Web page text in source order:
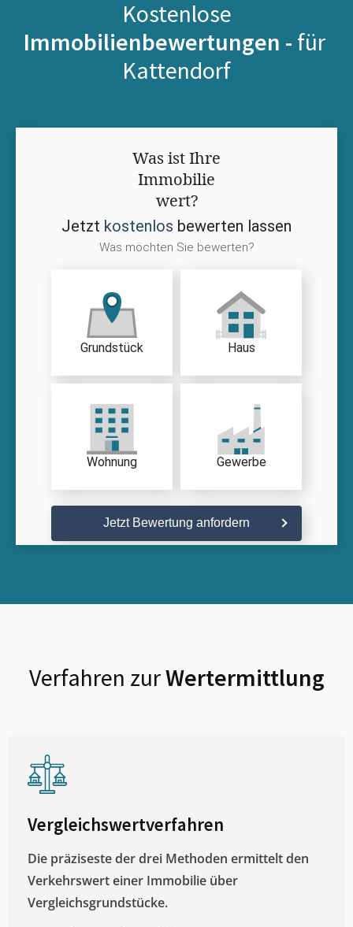
Kostenlose
Immobilienbewertungen - für
Kattendorf
Was ist Ihre
Immobilie
wert?
Jetzt kostenlos bewerten lassen
Was möchten Sie bewerten?
Grundstück Haus
Wohnung Gewerbe
Jetzt Bewertung anfordern
Verfahren zurWertermittlung
Vergleichswertverfahren
Die präziseste der drei Methoden ermittelt den
Verkehrswert einer Immobilie über
Vergleichsgrundstücke.